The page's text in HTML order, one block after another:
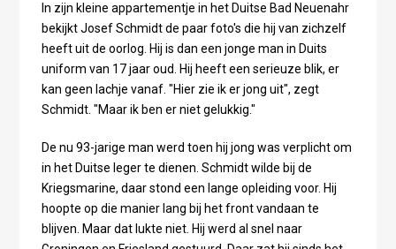
In zijn kleine appartementje in het Duitse Bad Neuenahr
bekijkt Josef Schmidt de paar foto's die hij van zichzelf
heeft uit de oorlog. Hij is dan een jonge man in Duits
uniform van 17 jaar oud. Hij heeft een serieuze blik, er
kan geen lachje vanaf. "Hier zie ik er jong uit", zegt
Schmidt. "Maar ik ben er niet gelukkig."
De nu 93-jarige man werd toen hij jong was verplicht om
in het Duitse leger te dienen. Schmidt wilde bij de
Kriegsmarine, daar stond een lange opleiding voor. Hij
hoopte op die manier lang bij het front vandaan te
blijven. Maar dat lukte niet. Hij werd al snel naar